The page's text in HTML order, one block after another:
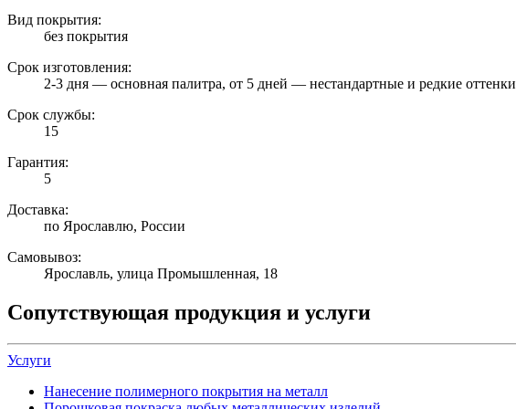
Вид покрытия:
без покрытия
Срок изготовления:
2-3 дня — основная палитра, от 5 дней — нестандартные и редкие оттенки
Срок службы:
15
Гарантия:
5
Доставка:
по Ярославлю, России
Самовывоз:
Ярославль, улица Промышленная, 18
Сопутствующая продукция и услуги
Услуги
Нанесение полимерного покрытия на металл